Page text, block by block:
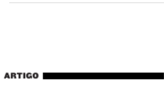
ação coletiva: o “enquadramento